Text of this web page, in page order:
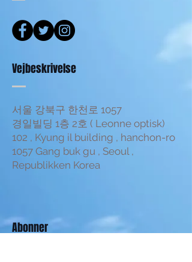
Vejbeskrivelse
서울 강북구 한천로 1057
경일빌딩 1층 2호 ( Leonne optisk)
102 , Kyung il building , hanchon-ro
1057 Gang buk gu , Seoul ,
Republikken Korea
Abonner